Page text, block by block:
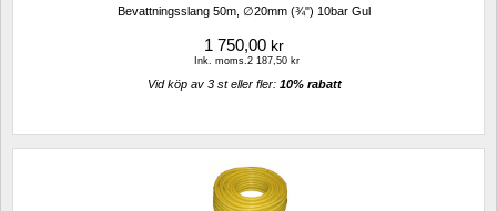
Bevattningsslang 50m, ∅20mm (¾") 10bar Gul
1 750,00 kr
Ink. moms.2 187,50 kr
Vid köp av 3 st eller fler: 10% rabatt